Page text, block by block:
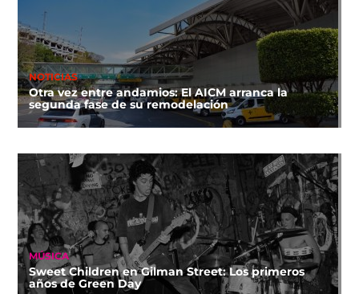
NOTICIAS
Otra vez entre andamios: El AICM arranca la
segunda fase de su remodelación
MÚSICA
Sweet Children en Gilman Street: Los primeros
años de Green Day